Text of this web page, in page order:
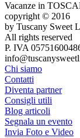
Vacanze in
copyright © 2016
by Tuscany Sweet
All rights reserved
P. IVA
Chi siamo
Contatti
Diventa partner
Consigli utili
Blog articoli
Segnala un evento
Invia Foto e Video